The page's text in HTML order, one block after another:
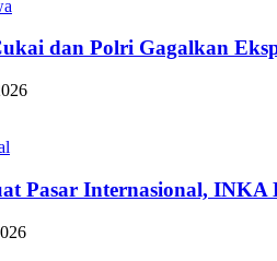
dan Polri Gagalkan
Pasar Internasional,